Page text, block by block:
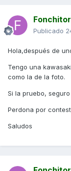
Fonchitor
Publicado
Hola,después de
Tengo una
como la de la foto.
Si la pruebo,
Perdona por
Saludos